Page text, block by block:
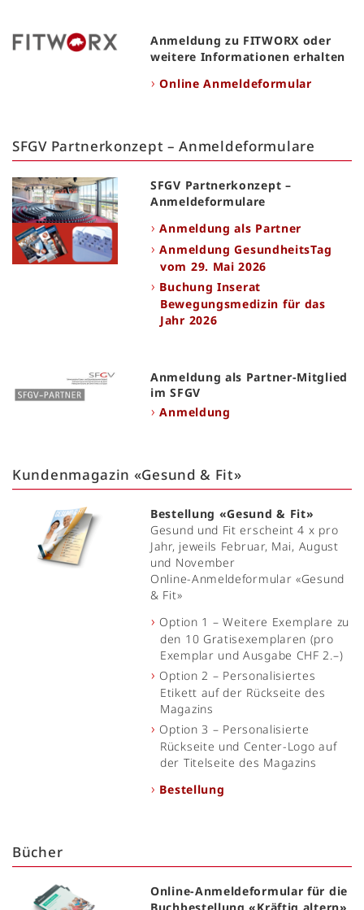
Anmeldung zu FITWORX oder
weitere Informationen erhalten
Online Anmeldeformular
SFGV Partnerkonzept – Anmeldeformulare
SFGV Partnerkonzept –
Anmeldeformulare
Anmeldung als Partner
Anmeldung GesundheitsTag
vom 29. Mai 2026
Buchung Inserat
Bewegungsmedizin für das
Jahr 2026
Anmeldung als Partner-Mitglied
im SFGV
Anmeldung
Kundenmagazin «Gesund & Fit»
Bestellung «Gesund & Fit»
Gesund und Fit erscheint 4 x pro
Jahr, jeweils Februar, Mai, August
und November
Online-Anmeldeformular «Gesund
& Fit»
Option 1 – Weitere Exemplare zu
den 10 Gratisexemplaren (pro
Exemplar und Ausgabe CHF 2.–)
Option 2 – Personalisiertes
Etikett auf der Rückseite des
Magazins
Option 3 – Personalisierte
Rückseite und Center-Logo auf
der Titelseite des Magazins
Bestellung
Bücher
Online-Anmeldeformular für die